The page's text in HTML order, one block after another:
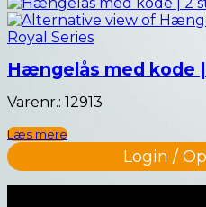
Hængelås med kode
Varenr.: 12913
Læs mere
Login /